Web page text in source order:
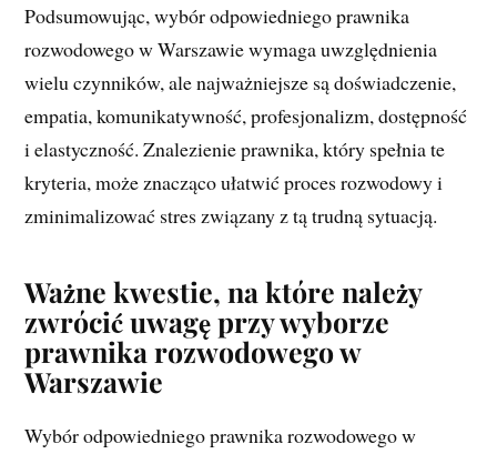
Podsumowując, wybór odpowiedniego prawnika
rozwodowego w Warszawie wymaga uwzględnienia
wielu czynników, ale najważniejsze są doświadczenie,
empatia, komunikatywność, profesjonalizm, dostępność
i elastyczność. Znalezienie prawnika, który spełnia te
kryteria, może znacząco ułatwić proces rozwodowy i
zminimalizować stres związany z tą trudną sytuacją.
Ważne kwestie, na które należy
zwrócić uwagę przy wyborze
prawnika rozwodowego w
Warszawie
Wybór odpowiedniego prawnika rozwodowego w